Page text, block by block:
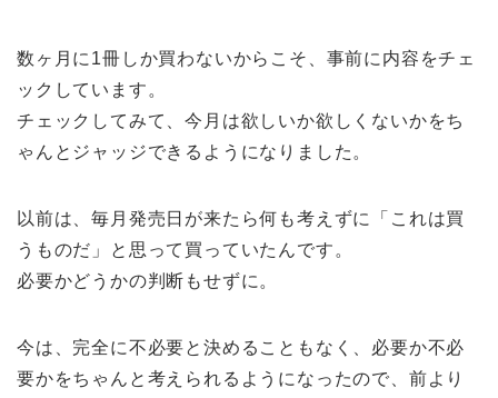
数ヶ月に1冊しか買わないからこそ、事前に内容をチェ
ックしています。
チェックしてみて、今月は欲しいか欲しくないかをち
ゃんとジャッジできるようになりました。
以前は、毎月発売日が来たら何も考えずに「これは買
うものだ」と思って買っていたんです。
必要かどうかの判断もせずに。
今は、完全に不必要と決めることもなく、必要か不必
要かをちゃんと考えられるようになったので、前より